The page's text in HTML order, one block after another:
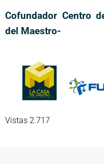
Cofundador Centro
del Maestro-
Vistas 2.717